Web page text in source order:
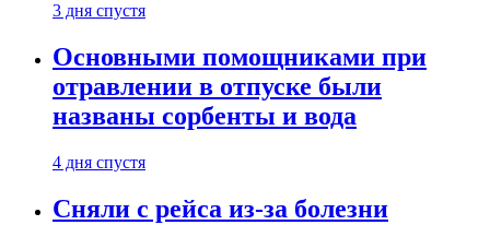
3 дня спустя
Основными помощниками при
отравлении в отпуске были
названы сорбенты и вода
4 дня спустя
Сняли с рейса из-за болезни